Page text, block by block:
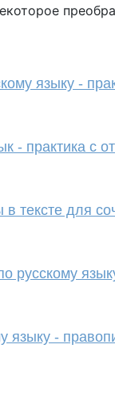
языку -
- практика с
тексте для
русскому
языку -